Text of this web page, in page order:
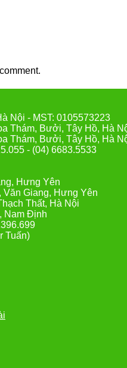
Nội - MST: 0105573223
Thám, Bưởi, Tây Hồ, Hà
Thám, Bưởi, Tây Hồ, Hà
- (04) 6683.5533
Hưng Yên
Giang, Hưng Yên
Thất, Hà Nội
Nam Định
Tuấn)